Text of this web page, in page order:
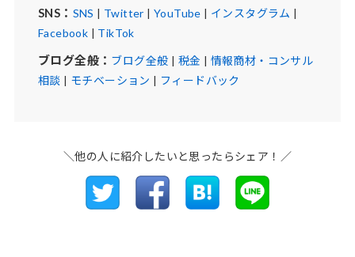
SNS： SNS | Twitter | YouTube | インスタグラム |
Facebook | TikTok
ブログ全般： ブログ全般 | 税金 | 情報商材・コンサル
相談 | モチベーション | フィードバック
＼他の人に紹介したいと思ったらシェア！／